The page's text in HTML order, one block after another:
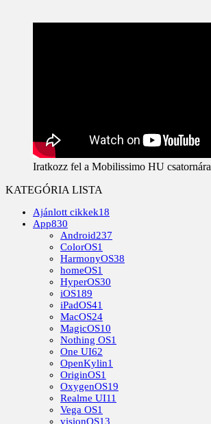
Iratkozz fel a Mobilissimo HU csatornára
KATEGÓRIA LISTA
Ajánlott cikkek18
App830
Android237
ColorOS1
HarmonyOS38
homeOS1
HyperOS30
iOS189
iPadOS41
MacOS24
MagicOS10
Nothing OS1
One UI62
OpenKylin1
OriginOS1
OxygenOS19
Realme UI11
Vega OS1
visionOS13